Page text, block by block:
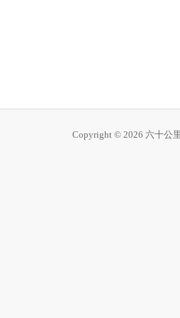
Copyright © 2026 六十公